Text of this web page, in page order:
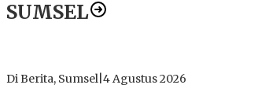
SUMSEL
Di Berita, Sumsel 4 Agustus 2026